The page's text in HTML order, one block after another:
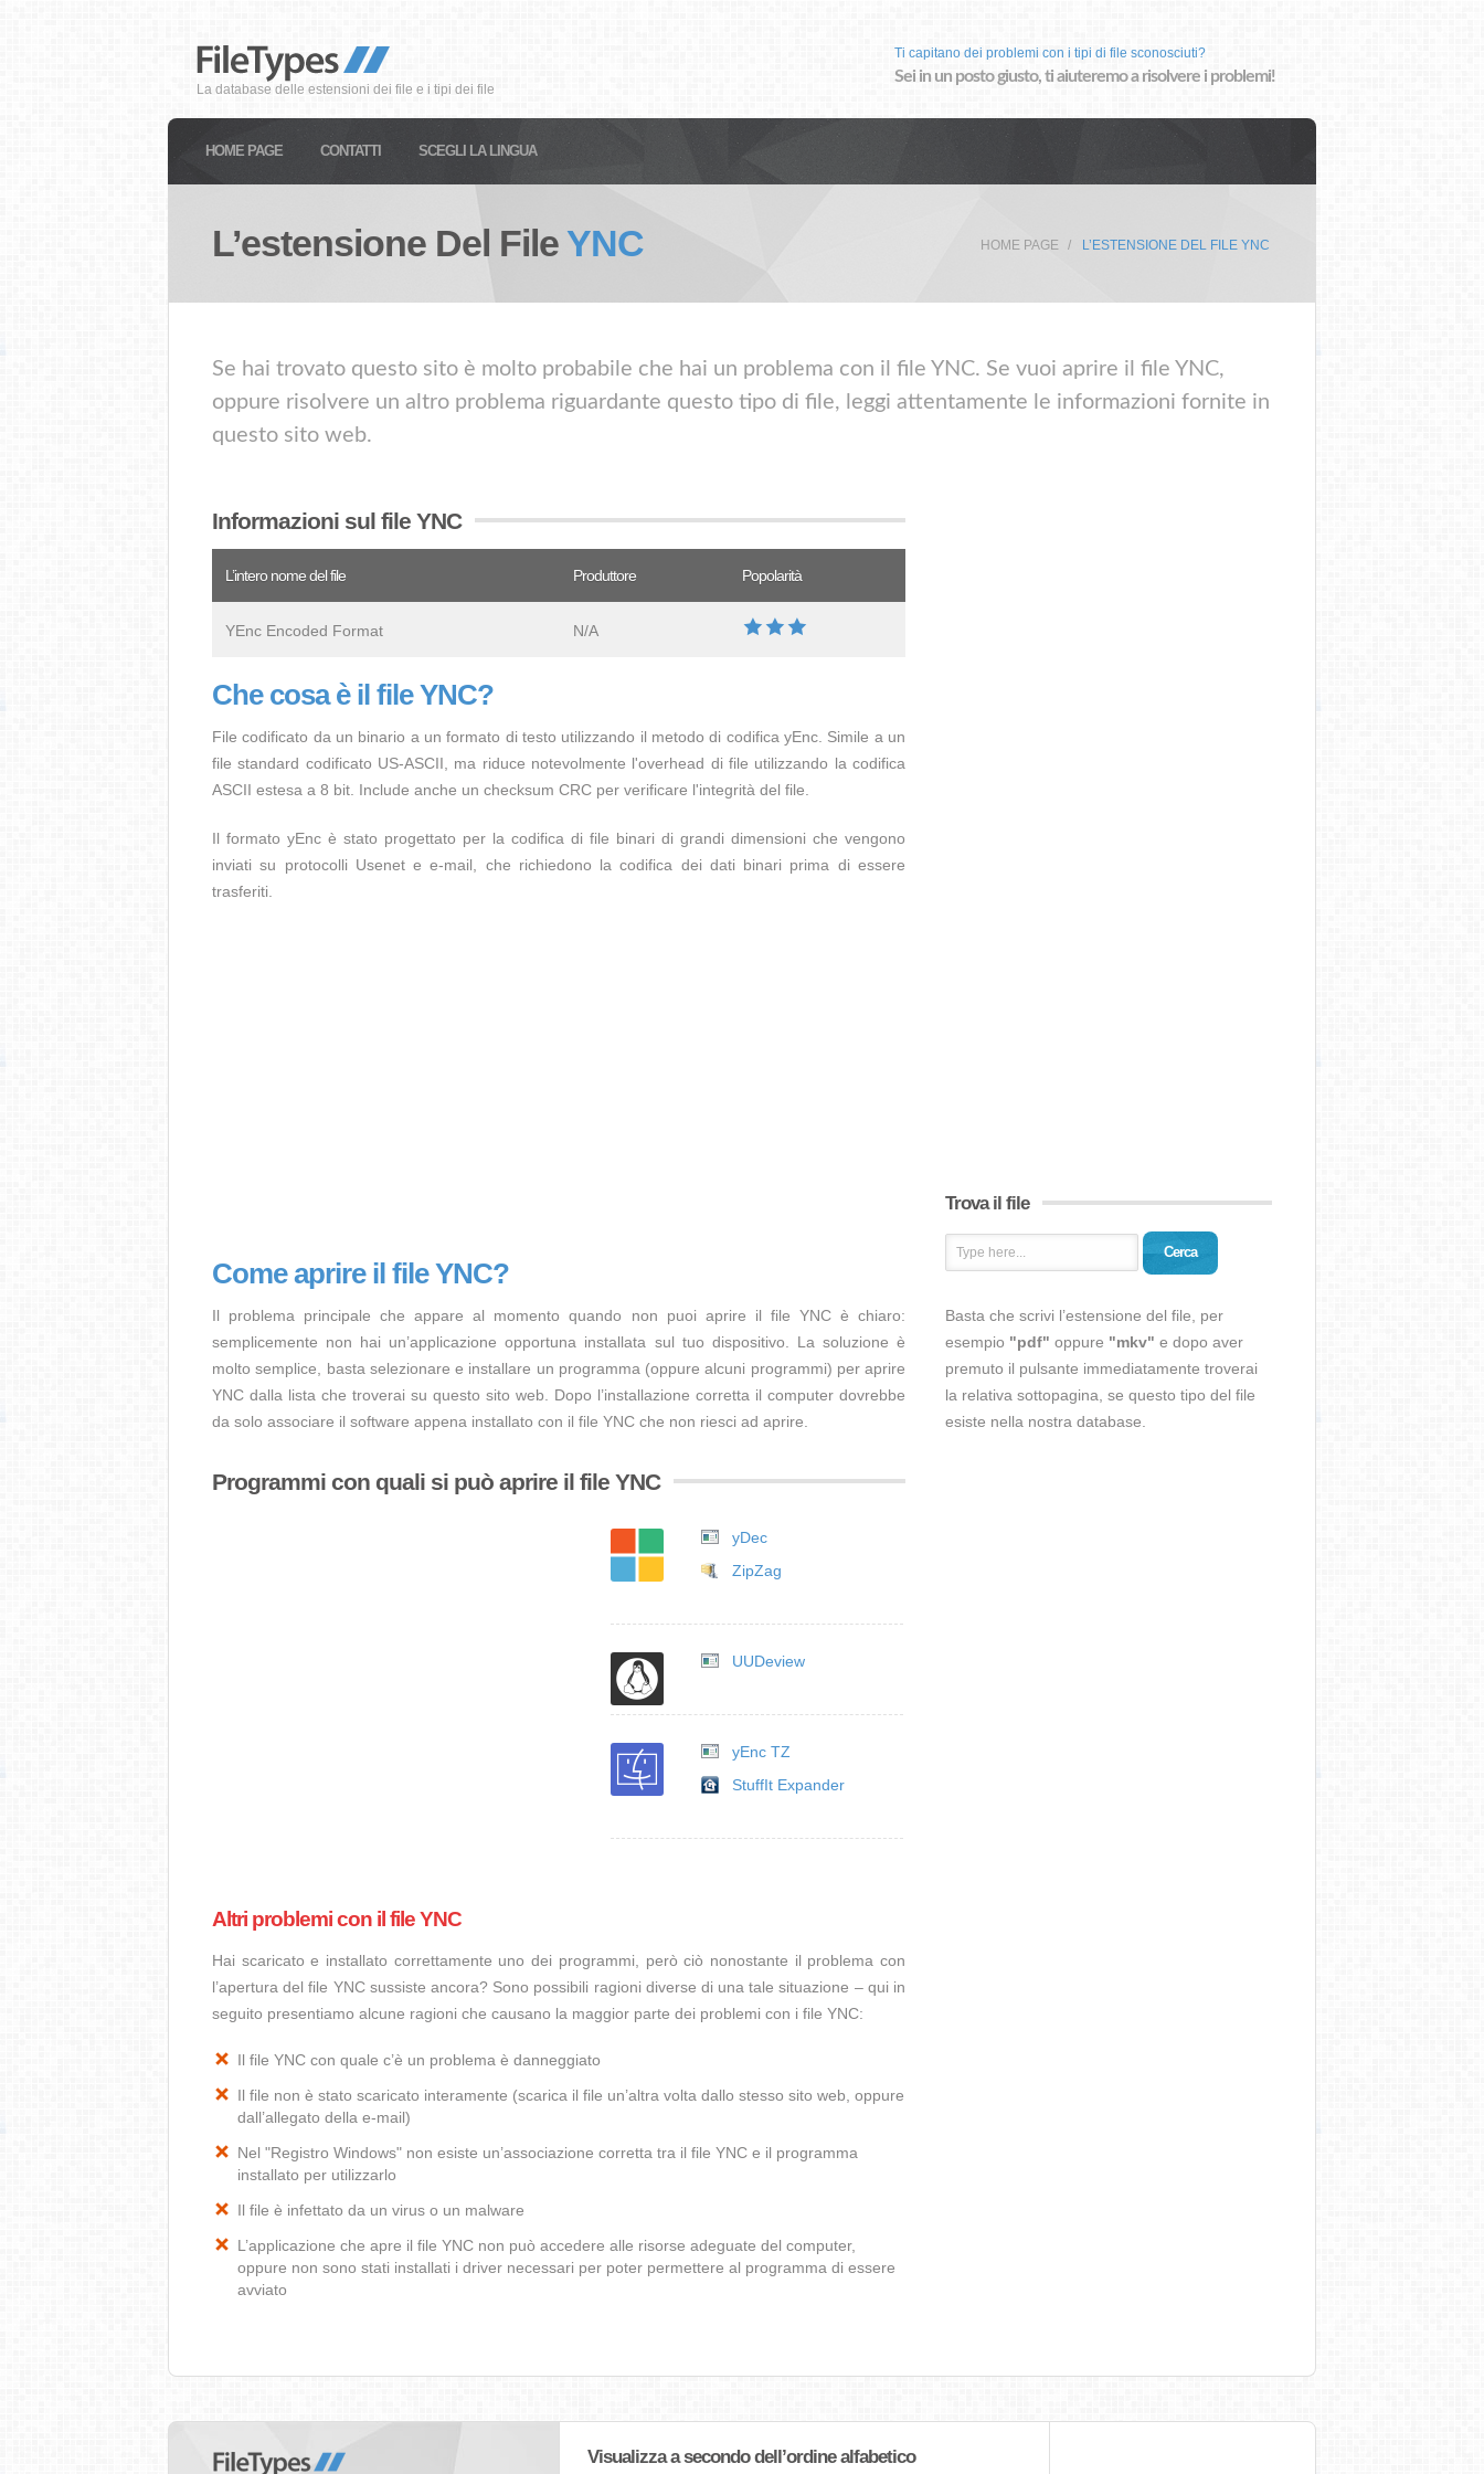
La database delle estensioni dei file e i tipi dei file
Ti capitano dei problemi con i tipi di file sconosciuti?
Sei in un posto giusto, ti aiuteremo a risolvere i problemi!
HOME PAGE CONTATTI SCEGLI LA LINGUA
L’estensione Del File YNC HOME PAGE L’ESTENSIONE DEL FILE YNC
Se hai trovato questo sito è molto probabile che hai un problema con il file YNC. Se vuoi aprire il file YNC,
oppure risolvere un altro problema riguardante questo tipo di file, leggi attentamente le informazioni fornite in
questo sito web.
Informazioni sul file YNC
L’intero nome del file Produttore Popolarità
YEnc Encoded Format N/A
Che cosa è il file YNC?
File codificato da un binario a un formato di testo utilizzando il metodo di codifica yEnc. Simile a un
file standard codificato US-ASCII, ma riduce notevolmente l'overhead di file utilizzando la codifica
ASCII estesa a 8 bit. Include anche un checksum CRC per verificare l'integrità del file.
Il formato yEnc è stato progettato per la codifica di file binari di grandi dimensioni che vengono
inviati su protocolli Usenet e e-mail, che richiedono la codifica dei dati binari prima di essere
trasferiti.
Come aprire il file YNC?
Il problema principale che appare al momento quando non puoi aprire il file YNC è chiaro:
semplicemente non hai un’applicazione opportuna installata sul tuo dispositivo. La soluzione è
molto semplice, basta selezionare e installare un programma (oppure alcuni programmi) per aprire
YNC dalla lista che troverai su questo sito web. Dopo l’installazione corretta il computer dovrebbe
da solo associare il software appena installato con il file YNC che non riesci ad aprire.
Programmi con quali si può aprire il file YNC
yDec
ZipZag
UUDeview
yEnc TZ
StuffIt Expander
Altri problemi con il file YNC
Hai scaricato e installato correttamente uno dei programmi, però ciò nonostante il problema con
l’apertura del file YNC sussiste ancora? Sono possibili ragioni diverse di una tale situazione – qui in
seguito presentiamo alcune ragioni che causano la maggior parte dei problemi con i file YNC:
Il file YNC con quale c’è un problema è danneggiato
Il file non è stato scaricato interamente (scarica il file un’altra volta dallo stesso sito web, oppure
dall’allegato della e-mail)
Nel "Registro Windows" non esiste un’associazione corretta tra il file YNC e il programma
installato per utilizzarlo
Il file è infettato da un virus o un malware
L’applicazione che apre il file YNC non può accedere alle risorse adeguate del computer,
oppure non sono stati installati i driver necessari per poter permettere al programma di essere
avviato
Trova il file
Cerca
Basta che scrivi l’estensione del file, per
esempio "pdf" oppure "mkv" e dopo aver
premuto il pulsante immediatamente troverai
la relativa sottopagina, se questo tipo del file
esiste nella nostra database.
Visualizza a secondo dell’ordine alfabetico